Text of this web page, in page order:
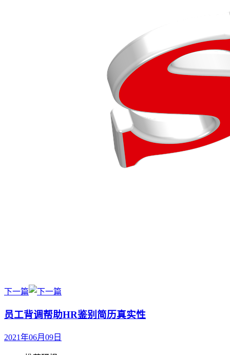
下一篇
员工背调帮助HR鉴别简历真实性
2021年06月09日